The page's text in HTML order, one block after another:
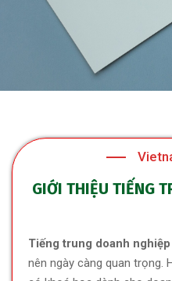
GIỚI THIỆU TIẾNG
Tiếng trung doanh nghiệp
nên ngày càng quan trọng.